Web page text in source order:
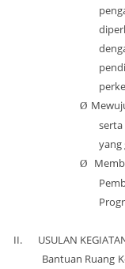
Ø
yang
Ø
II.
USULAN
Bantuan Ruang